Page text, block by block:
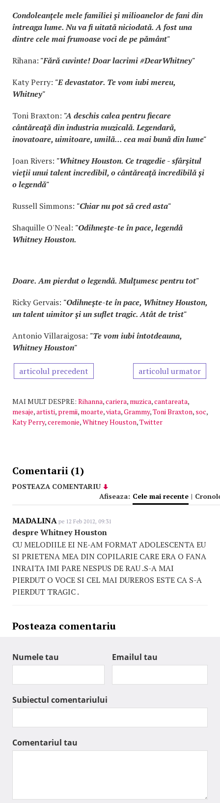
Condoleanţele mele familiei şi milioanelor de fani din
întreaga lume. Nu va fi uitată niciodată. A fost una
dintre cele mai frumoase voci de pe pământ"
Rihana: "Fără cuvinte! Doar lacrimi #DearWhitney"
Katy Perry: "E devastator. Te vom iubi mereu,
Whitney"
Toni Braxton: "A deschis calea pentru fiecare
cântăreaţă din industria muzicală. Legendară,
inovatoare, uimitoare, umilă... cea mai bună din lume"
Joan Rivers: "Whitney Houston. Ce tragedie - sfârşitul
vieţii unui talent incredibil, o cântăreaţă incredibilă şi
o legendă"
Russell Simmons: "Chiar nu pot să cred asta"
Shaquille O'Neal: "Odihneşte-te în pace, legendă
Whitney Houston.
Doare. Am pierdut o legendă. Mulţumesc pentru tot"
Ricky Gervais: "Odihneşte-te în pace, Whitney Houston,
un talent uimitor şi un suflet tragic. Atât de trist"
Antonio Villaraigosa: "Te vom iubi întotdeauna,
Whitney Houston"
articolul precedent articolul urmator
MAI MULT DESPRE: Rihanna,cariera, muzica,cantareata,
mesaje,artisti, premii, moarte,viata,Grammy,Toni Braxton, soc,
Katy Perry,ceremonie,Whitney Houston,Twitter
Comentarii (1)
POSTEAZA COMENTARIU
Afiseaza: Cele mai recente |
MADALINA pe 12 Feb 2012, 09:31
despre Whitney Houston
CU MELODIILE EI NE-AM FORMAT ADOLESCENTA EU
SI PRIETENA MEA DIN COPILARIE CARE ERA O FANA
INRAITA IMI PARE NESPUS DE RAU .S-A MAI
PIERDUT O VOCE SI CEL MAI DUREROS ESTE CA S-A
PIERDUT TRAGIC .
Posteaza comentariu
Numele tau Emailul tau
Subiectul comentariului
Comentariul tau